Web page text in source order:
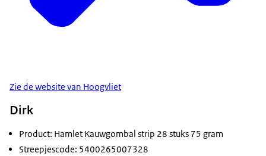
Zie de website van Hoogvliet
Dirk
Product: Hamlet Kauwgombal strip 28 stuks 75 gram
Streepjescode: 5400265007328